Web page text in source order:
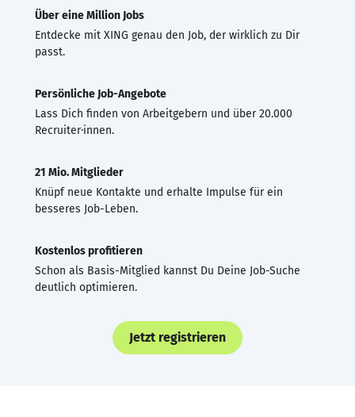
Über eine Million Jobs
Entdecke mit XING genau den Job, der wirklich zu Dir
passt.
Persönliche Job-Angebote
Lass Dich finden von Arbeitgebern und über 20.000
Recruiter·innen.
21 Mio. Mitglieder
Knüpf neue Kontakte und erhalte Impulse für ein
besseres Job-Leben.
Kostenlos profitieren
Schon als Basis-Mitglied kannst Du Deine Job-Suche
deutlich optimieren.
Jetzt registrieren